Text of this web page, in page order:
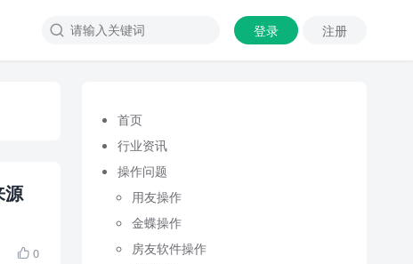
登录 注册

源
 0
首页
行业资讯
操作问题
用友操作
金蝶操作
房友软件操作